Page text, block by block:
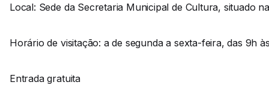
Local: Sede da Secretaria Municipal de Cultura, situado
Horário de visitação: a de segunda a sexta-feira, das 9h
Entrada gratuita